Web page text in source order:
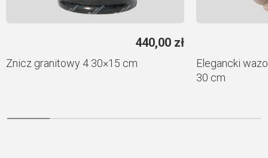
440,00 zł
Znicz granitowy 4 30×15 cm
Elegancki
30 cm